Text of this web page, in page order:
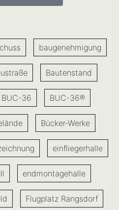
baugenehmigung
Bautenstand
BUC-36 BUC-36®
Bücker-Werke
einfliegerhalle
endmontagehalle
Flugplatz Rangsdorf